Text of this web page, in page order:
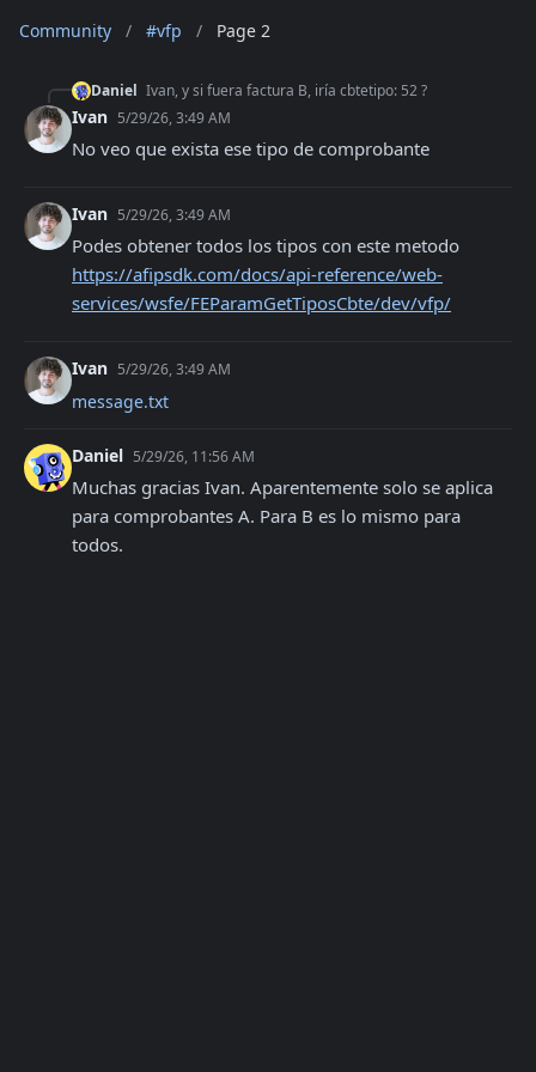
Community / #vfp / Page 2
Daniel Ivan, y si fuera factura B, iría cbtetipo: 52 ?
Ivan 5/29/26, 3:49 AM
No veo que exista ese tipo de comprobante
Ivan 5/29/26, 3:49 AM
https://afipsdk.com/docs/api-reference/web-
services/wsfe/FEParamGetTiposCbte/dev/vfp/
Ivan 5/29/26, 3:49 AM
message.txt
Daniel 5/29/26, 11:56 AM
Muchas gracias Ivan. Aparentemente solo se aplica
para comprobantes A. Para B es lo mismo para
todos.